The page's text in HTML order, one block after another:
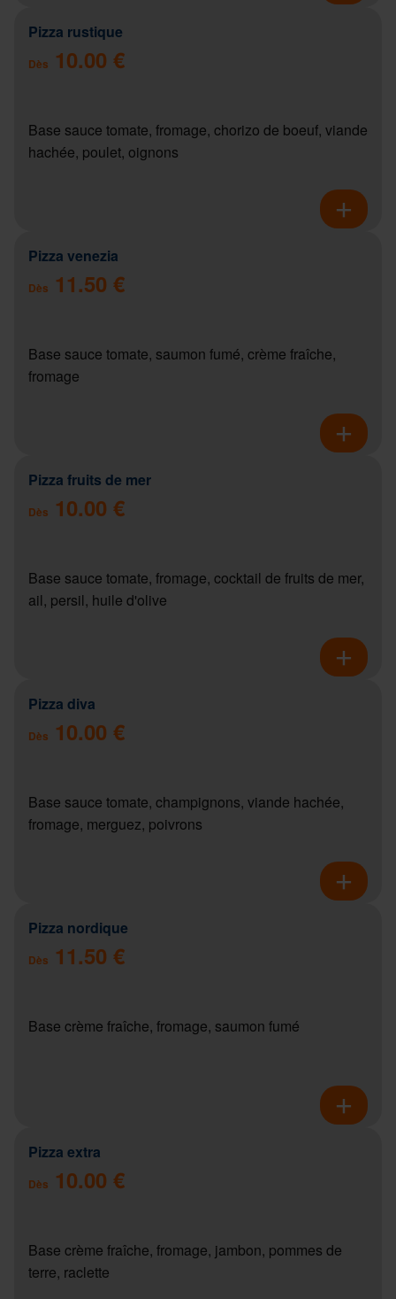
Pizza rustique
Dès 10.00 €
Base sauce tomate, fromage, chorizo de boeuf, viande
hachée, poulet, oignons
Pizza venezia
Dès 11.50 €
Base sauce tomate, saumon fumé, crème fraîche,
fromage
Pizza fruits de mer
Dès 10.00 €
Base sauce tomate, fromage, cocktail de fruits de mer,
ail, persil, huile d'olive
Pizza diva
Dès 10.00 €
Base sauce tomate, champignons, viande hachée,
fromage, merguez, poivrons
Pizza nordique
Dès 11.50 €
Base crème fraîche, fromage, saumon fumé
Pizza extra
Dès 10.00 €
Base crème fraîche, fromage, jambon, pommes de
terre, raclette